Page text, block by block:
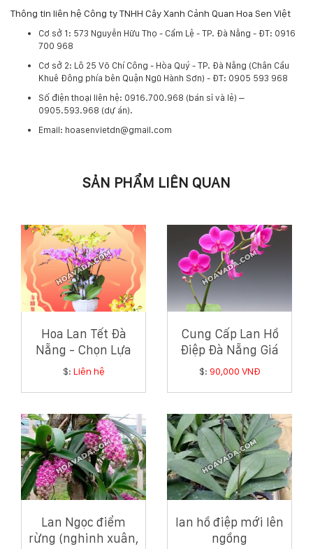
-
Nẵng
Thông tin liên hệ Công ty TNHH Cây Xanh Cảnh Quan Hoa Sen Việt
Cơ sở 1: 573 Nguyễn Hữu Thọ - Cẩm Lệ - TP. Đà Nẵng - ĐT: 0916
700 968
Cơ sở 2: Lô 25 Võ Chí Công - Hòa Quý - TP. Đà Nẵng (Chân Cầu
Khuê Đông phía bên Quận Ngũ Hành Sơn) - ĐT: 0905 593 968
​Số điện thoại liên hệ: 0916.700.968 (bán sỉ và lẻ) –
0905.593.968 (dự án).
Email: hoasenvietdn@gmail.com
SẢN PHẨM LIÊN QUAN
Hoa Lan Tết Đà
Nẵng - Chọn Lựa
Tuyệt Vời Cho Tết
$: Liên hệ
Cung Cấp Lan Hồ
Điệp Đà Nẵng Giá
Rẻ, Hướng Dẫn
$: 90,000 VNĐ
Lan Ngọc điểm
rừng (nghinh xuân,
lan hồ điệp mới lên
ngồng